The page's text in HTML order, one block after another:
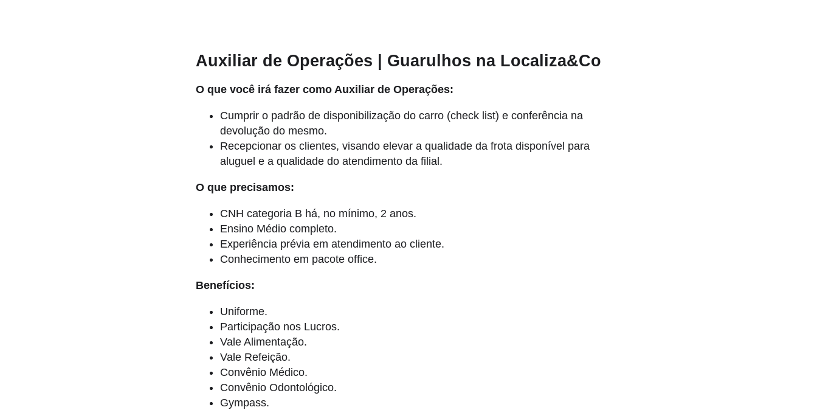
Auxiliar de Operações | Guarulhos na Localiza&Co
O que você irá fazer como Auxiliar de Operações:
Cumprir o padrão de disponibilização do carro (check list) e conferência na
devolução do mesmo.
Recepcionar os clientes, visando elevar a qualidade da frota disponível para
aluguel e a qualidade do atendimento da filial.
O que precisamos:
CNH categoria B há, no mínimo, 2 anos.
Ensino Médio completo.
Experiência prévia em atendimento ao cliente.
Conhecimento em pacote office.
Benefícios:
Uniforme.
Participação nos Lucros.
Vale Alimentação.
Vale Refeição.
Convênio Médico.
Convênio Odontológico.
Gympass.